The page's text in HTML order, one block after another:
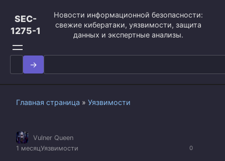
контенту
SEC-
1275-1
Новости информационной безопасности:
свежие кибератаки, уязвимости, защита
данных и экспертные анализы.
Search
for:
Главная страница » Уязвимости
0
Vulner Queen
1 месяцУязвимости